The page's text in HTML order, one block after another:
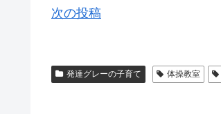
次の投稿
発達グレーの子育て 体操教室